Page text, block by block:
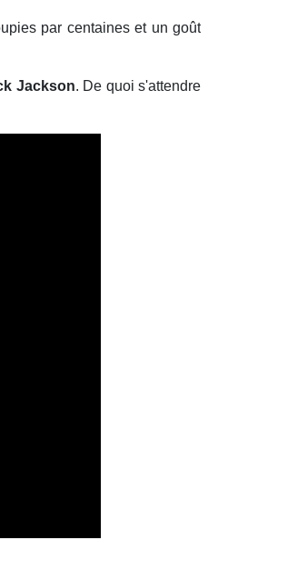
par centaines et un goût
Jackson. De quoi s'attendre